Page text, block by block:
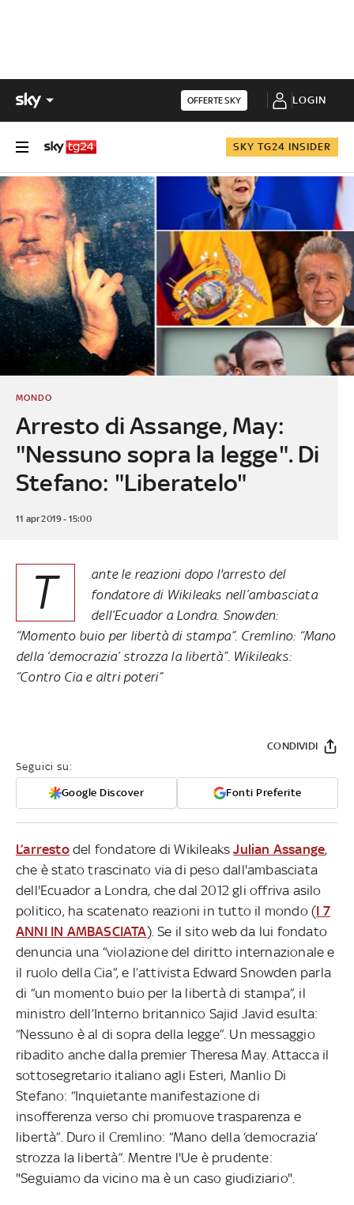
OFFERTE SKY LOGIN
SKY TG24 INSIDER
Arresto di Assange, May:
"Nessuno sopra la legge". Di
Stefano: "Liberatelo"
MONDO
11 apr 2019 - 15:00
T
ante le reazioni dopo l'arresto del
fondatore di Wikileaks nell’ambasciata
dell’Ecuador a Londra. Snowden:
“Momento buio per libertà di stampa”. Cremlino: “Mano
della ‘democrazia’ strozza la libertà”. Wikileaks:
“Contro Cia e altri poteri”
Seguici su:
Google Discover Fonti Preferite
CONDIVIDI
L’arrestodel fondatore di WikileaksJulian Assange,
che è stato trascinato via di peso dall'ambasciata
dell'Ecuador a Londra, che dal 2012 gli offriva asilo
politico, ha scatenato reazioni in tutto il mondo (I 7
ANNI IN AMBASCIATA). Se il sito web da lui fondato
denuncia una “violazione del diritto internazionale e
il ruolo della Cia”, e l’attivista Edward Snowden parla
di “un momento buio per la libertà di stampa”, il
ministro dell’Interno britannico Sajid Javid esulta:
“Nessuno è al di sopra della legge”. Un messaggio
ribadito anche dalla premier Theresa May. Attacca il
sottosegretario italiano agli Esteri, Manlio Di
Stefano: “Inquietante manifestazione di
insofferenza verso chi promuove trasparenza e
libertà”. Duro il Cremlino: “Mano della ‘democrazia’
strozza la libertà”. Mentre l'Ue è prudente:
"Seguiamo da vicino ma è un caso giudiziario".